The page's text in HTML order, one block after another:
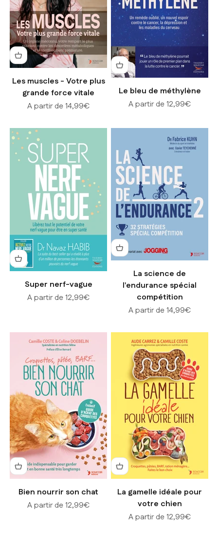
Les muscles - Votre plus
grande force vitale
Prix de vente
A partir de 14,99€
Le bleu de méthylène
Prix de vente
A partir de 12,99€
Super nerf-vague
Prix de vente
A partir de 12,99€
La science de
l'endurance spécial
compétition
Prix de vente
A partir de 14,99€
Bien nourrir son chat
Prix de vente
A partir de 12,99€
La gamelle idéale pour
votre chien
Prix de vente
A partir de 12,99€